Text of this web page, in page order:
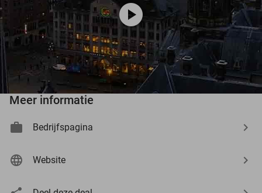
play_circle
Meer informatie
Bedrijfspagina
Website